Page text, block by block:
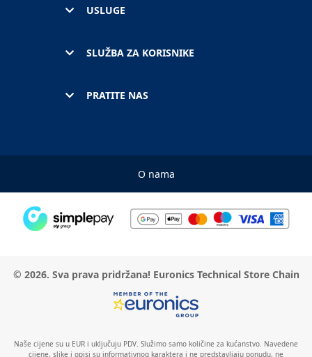
USLUGE
SLUŽBA ZA KORISNIKE
PRATITE NAS
O nama
© 2026. Sva prava pridržana! Euronics Technical Store Chain
Naše cijene su u EUR i uključuju PDV. Služimo samo količine za kućanstvo. Navedene
cijene, slike i opisi su informativnog karaktera i ne predstavljaju ponudu, ne